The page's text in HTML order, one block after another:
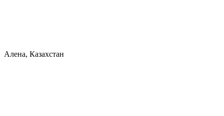
Алена, Казахстан